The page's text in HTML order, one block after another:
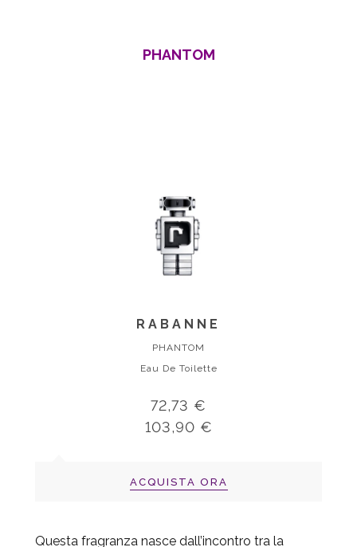
PHANTOM
RABANNE
PHANTOM
Eau De Toilette
72,73 €
103,90 €
ACQUISTA ORA
Questa fragranza nasce dall’incontro tra la